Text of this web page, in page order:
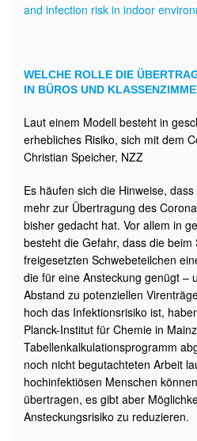
and infection risk in indoor
WELCHE ROLLE DIE
IN BÜROS UND
Laut einem Modell besteht in
erhebliches Risiko, sich mit dem
Christian Speicher, NZZ
Es häufen sich die Hinweise,
mehr zur Übertragung des
bisher gedacht hat. Vor allem in
besteht die Gefahr, dass die
freigesetzten Schwebeteilchen
die für eine Ansteckung genügt –
Abstand zu potenziellen
hoch das Infektionsrisiko ist,
Planck-Institut für Chemie in
Tabellenkalkulationsprogramm
noch nicht begutachteten Arbeit
hochinfektiösen Menschen
übertragen, es gibt aber
Ansteckungsrisiko zu reduzieren.